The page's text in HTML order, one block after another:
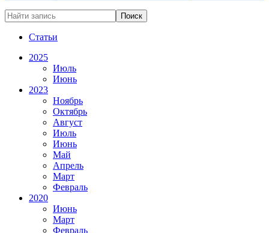
Статьи
2025
Июль
Июнь
2023
Ноябрь
Октябрь
Август
Июль
Июнь
Май
Апрель
Март
Февраль
2020
Июнь
Март
Февраль